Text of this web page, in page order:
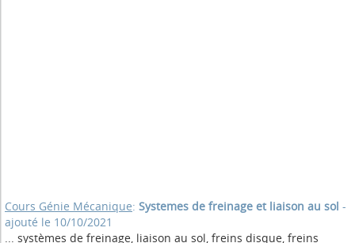
Cours Génie Mécanique: Systemes de freinage et liaison au sol -
ajouté le 10/10/2021
... systèmes de freinage, liaison au sol, freins disque, freins